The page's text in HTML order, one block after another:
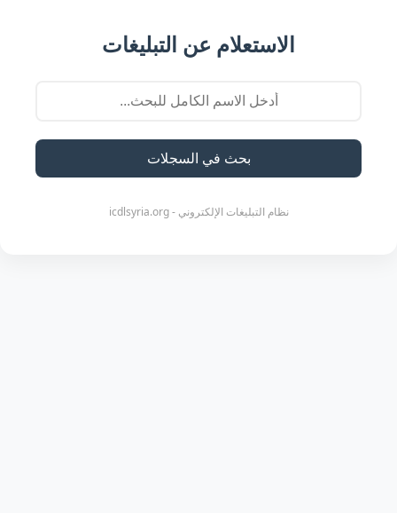
الاستعلام عن التبليغات
بحث في السجلات
نظام التبليغات الإلكتروني - icdlsyria.org